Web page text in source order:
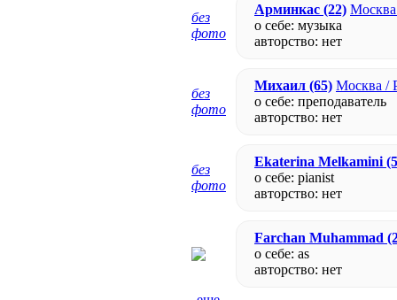
без
фото
Арминкас (22) Москва
о себе: музыка
авторство: нет
без
фото
Михаил (65) Москва /
о себе: преподаватель
авторство: нет
без
фото
Ekaterina Melkamini
о себе: pianist
авторство: нет
Farchan Muhammad
о себе: as
авторство: нет